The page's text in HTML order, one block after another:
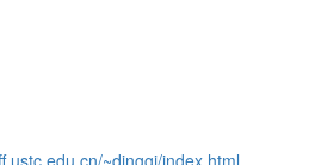
~dinggj/index.html